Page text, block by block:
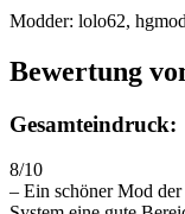
Modder: lolo62,
Bewertung
Gesamteindruck:
8/10
– Ein schöner Mod